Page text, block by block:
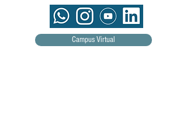
Campus Virtual